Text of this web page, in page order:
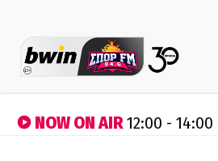
NOW ON AIR12:00 - 14:00